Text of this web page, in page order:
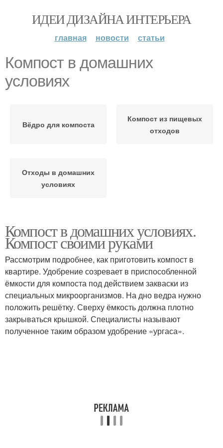
ИДЕИ ДИЗАЙНА ИНТЕРЬЕРА
главная новости статьи
Компост в домашних
условиях
Вёдро для компоста
Компост из пищевых
отходов
Отходы в домашних
условиях
Компост в домашних условиях.
Компост своими руками
Рассмотрим подробнее, как приготовить компост в
квартире. Удобрение созревает в приспособленной
ёмкости для компоста под действием закваски из
специальных микроорганизмов. На дно ведра нужно
положить решётку. Сверху ёмкость должна плотно
закрываться крышкой. Специалисты называют
полученное таким образом удобрение «ургаса».